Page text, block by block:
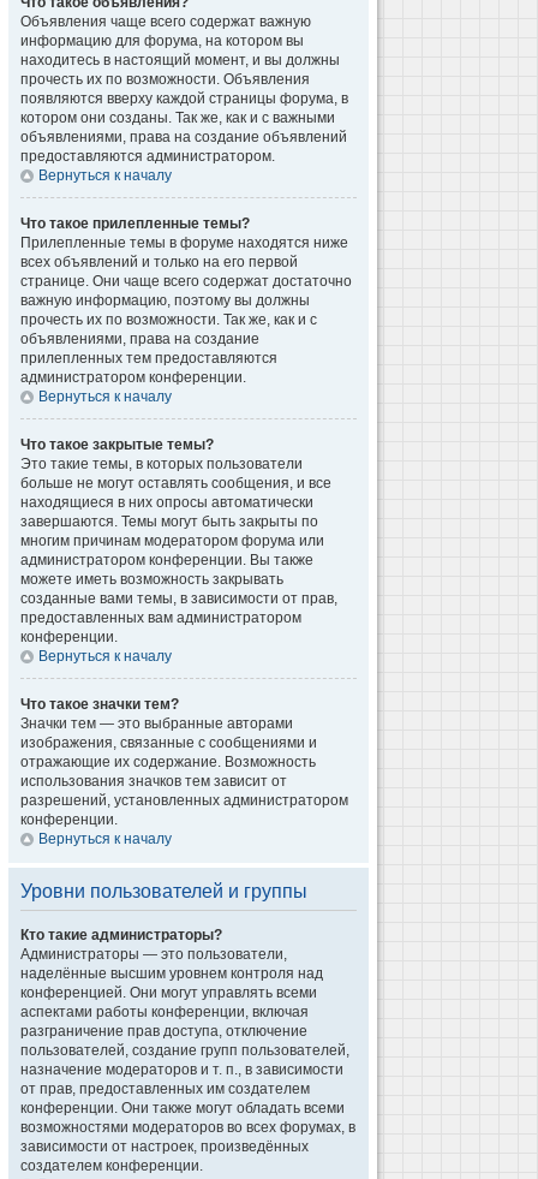
Объявления чаще всего содержат важную
информацию для форума, на котором вы
находитесь в настоящий момент, и вы должны
прочесть их по возможности. Объявления
появляются вверху каждой страницы форума, в
котором они созданы. Так же, как и с важными
объявлениями, права на создание объявлений
предоставляются администратором.
Вернуться к началу
Что такое прилепленные темы?
Прилепленные темы в форуме находятся ниже
всех объявлений и только на его первой
странице. Они чаще всего содержат достаточно
важную информацию, поэтому вы должны
прочесть их по возможности. Так же, как и с
объявлениями, права на создание
прилепленных тем предоставляются
администратором конференции.
Вернуться к началу
Что такое закрытые темы?
Это такие темы, в которых пользователи
больше не могут оставлять сообщения, и все
находящиеся в них опросы автоматически
завершаются. Темы могут быть закрыты по
многим причинам модератором форума или
администратором конференции. Вы также
можете иметь возможность закрывать
созданные вами темы, в зависимости от прав,
предоставленных вам администратором
конференции.
Вернуться к началу
Что такое значки тем?
Значки тем — это выбранные авторами
изображения, связанные с сообщениями и
отражающие их содержание. Возможность
использования значков тем зависит от
разрешений, установленных администратором
конференции.
Вернуться к началу
Уровни пользователей и группы
Кто такие администраторы?
Администраторы — это пользователи,
наделённые высшим уровнем контроля над
конференцией. Они могут управлять всеми
аспектами работы конференции, включая
разграничение прав доступа, отключение
пользователей, создание групп пользователей,
назначение модераторов и т. п., в зависимости
от прав, предоставленных им создателем
конференции. Они также могут обладать всеми
возможностями модераторов во всех форумах, в
зависимости от настроек, произведённых
создателем конференции.